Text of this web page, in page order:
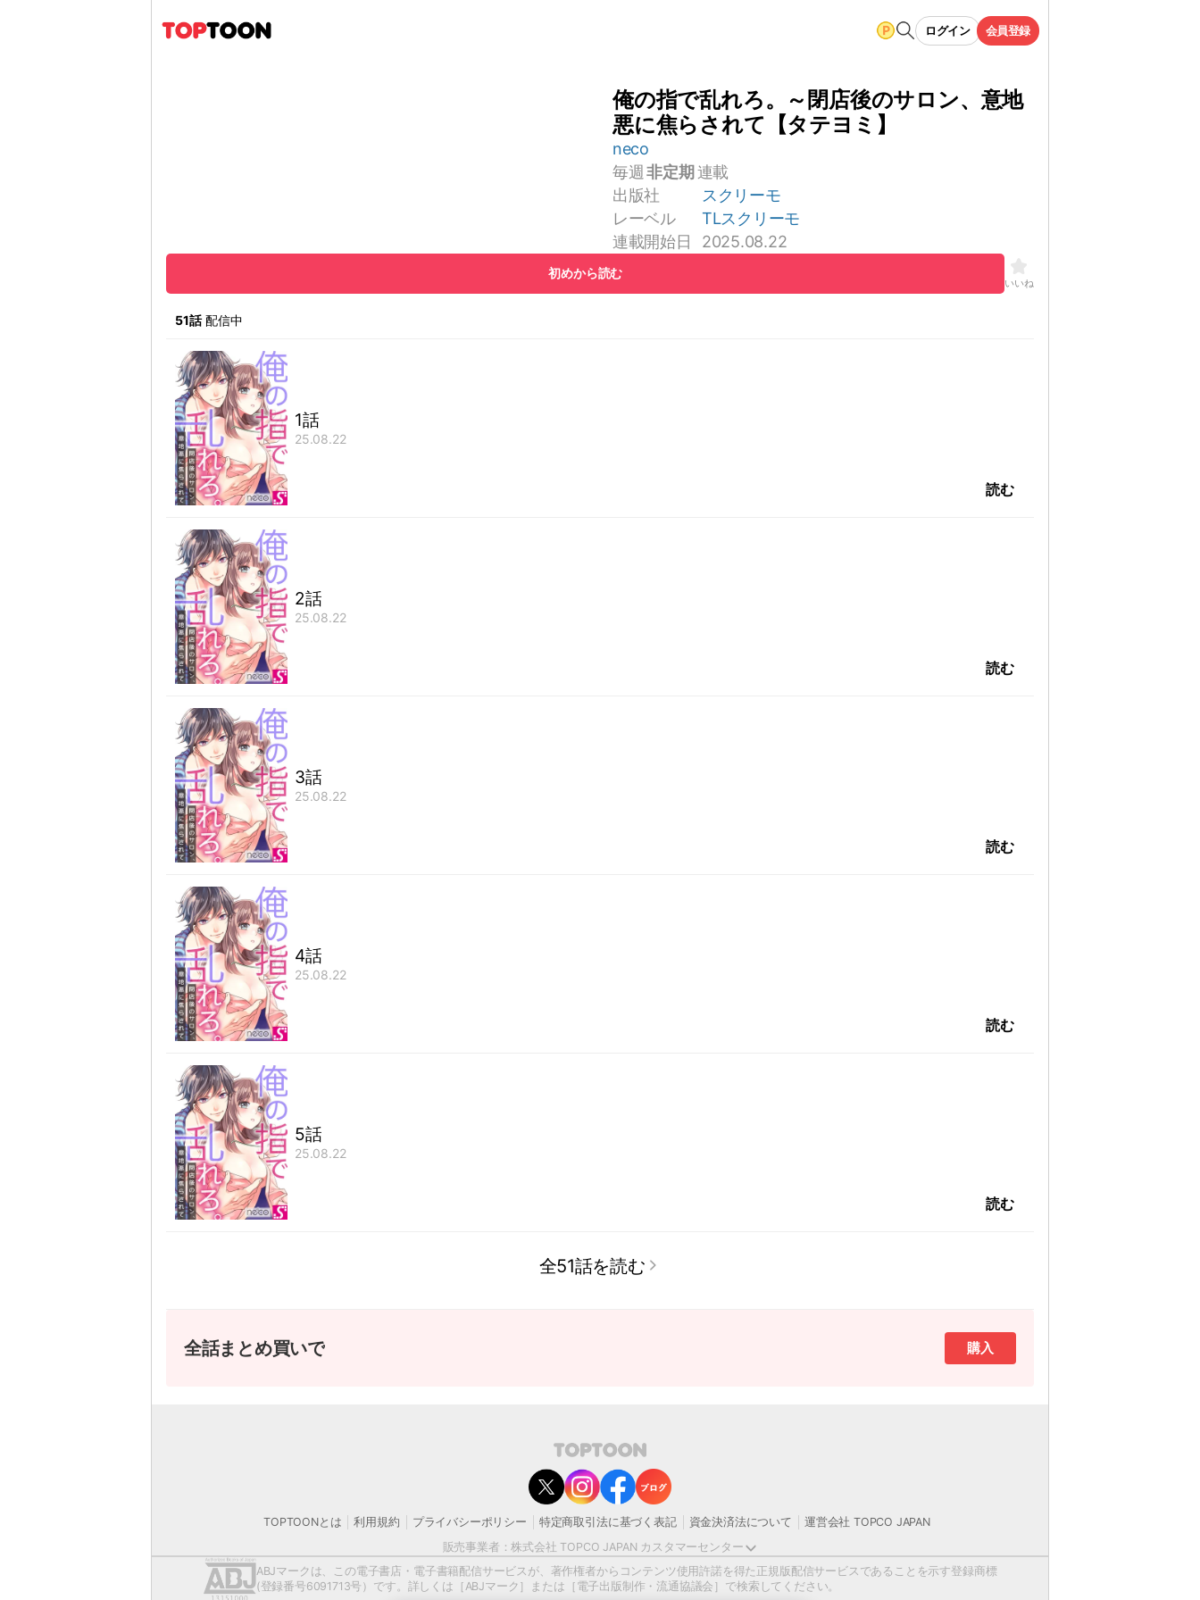
ログイン 会員登録
俺の指で乱れろ。～閉店後のサロン、意地
悪に焦らされて【タテヨミ】
neco
毎週 非定期 連載
出版社
スクリーモ
レーベル
TLスクリーモ
連載開始日
2025.08.22
初めから読む
いいね
51話 配信中
1話
25.08.22
読む
2話
25.08.22
読む
3話
25.08.22
読む
4話
25.08.22
読む
5話
25.08.22
読む
全51話を読む
全話まとめ買いで 購入
TOPTOONとは 利用規約 プライバシーポリシー 特定商取引法に基づく表記 資金決済法について
運営会社 TOPCO JAPAN
販売事業者：株式会社 TOPCO JAPAN カスタマーセンター
contact@toptoon.jp
カスタマーセンター受付時間 10：30～13：00、14：00～18：30（土・日・祝日は除く）
営業時間外にいただいたお問い合わせは、翌営業日以降にご対応いたしますことをご了承ください。
モバイルやパソコンの迷惑メール対策等により、弊社からお送りするメールが正しく届かない場合がございます。
お手数おかけいたしますが、迷惑メールフィルターの解除、または以下のドメインを受信できるよう設定をお願い申し上げます。
@toptoon.jp
著作権者または当社の許諾を得ずにコンテンツの一部または全部を 複製、転載、送信、放送、配布、貸与、翻訳、変造することは、 著作権侵害となり、著作権法に
ABJマークは、この電子書店・電子書籍配信サービスが、著作権者からコンテンツ使用許諾を得た正規版配信サービスであることを示す登録商標
(登録番号6091713号）です。詳しくは［ABJマーク］または［電子出版制作・流通協議会］で検索してください。